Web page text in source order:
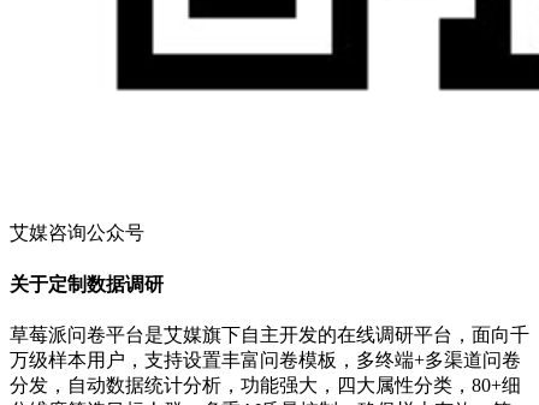
艾媒咨询公众号
关于定制数据调研
草莓派问卷平台是艾媒旗下自主开发的在线调研平台，面向千
万级样本用户，支持设置丰富问卷模板，多终端+多渠道问卷
分发，自动数据统计分析，功能强大，四大属性分类，80+细